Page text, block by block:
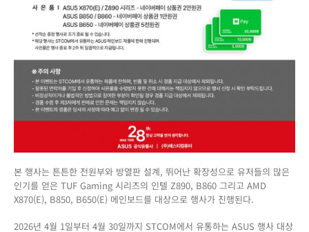
본 행사는 튼튼한 전원부와 방열판 설계, 뛰어난 확장성으로 유저들의 많은
인기를 얻은 TUF Gaming 시리즈의 인텔 Z890, B860 그리고 AMD
X870(E), B850, B650(E) 메인보드를 대상으로 행사가 진행된다.
2026년 4월 1일부터 4월 30일까지 STCOM에서 유통하는 ASUS 행사 대상